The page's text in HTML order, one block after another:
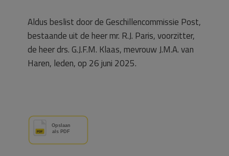
Aldus beslist door de Geschillencommissie Post,
bestaande uit de heer mr. R.J. Paris, voorzitter,
de heer drs. G.J.F.M. Klaas, mevrouw J.M.A. van
Haren, leden, op 26 juni 2025.